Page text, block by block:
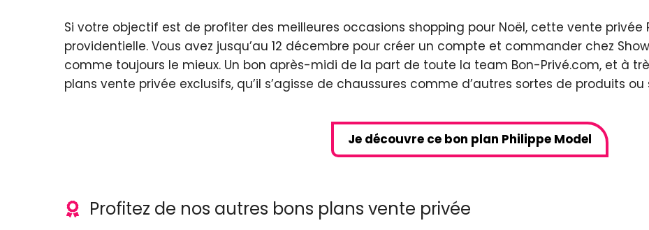
Si votre objectif est de profiter des meilleures occasions shopping pour Noël, cette vente privée
providentielle. Vous avez jusqu’au 12 décembre pour créer un compte et commander chez
comme toujours le mieux. Un bon après-midi de la part de toute la team Bon-Privé.com, et à
plans vente privée exclusifs, qu’il s’agisse de chaussures comme d’autres sortes de produits ou
Je découvre ce bon plan Philippe Model
Profitez de nos autres bons plans vente privée